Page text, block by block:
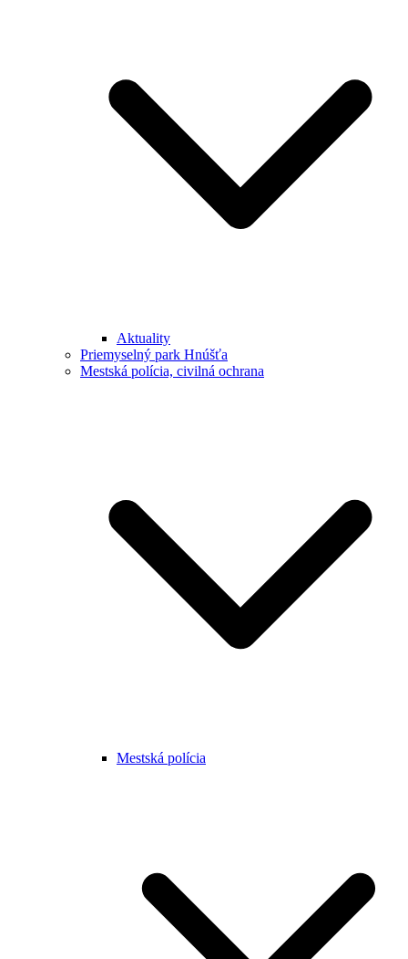
Aktuality
Priemyselný park Hnúšťa
Mestská polícia, civilná ochrana
Mestská polícia